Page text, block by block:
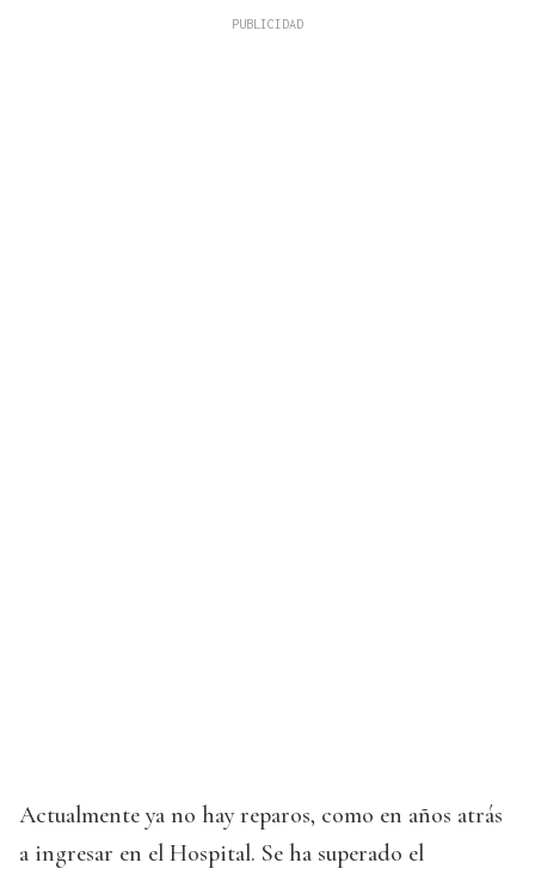
Actualmente ya no hay reparos, como en años atrás
a ingresar en el Hospital. Se ha superado el